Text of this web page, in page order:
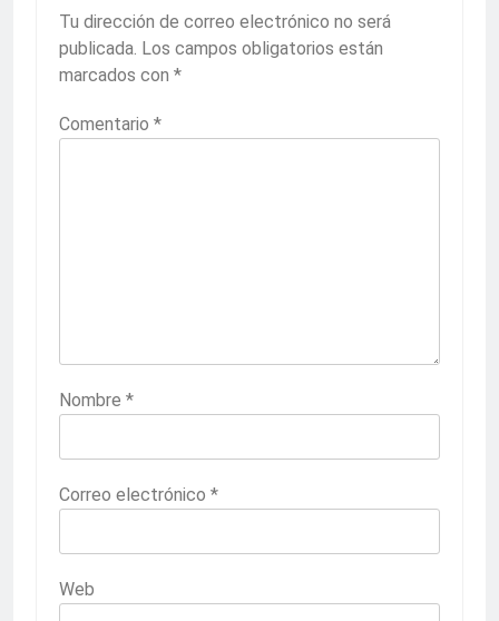
Tu dirección de correo electrónico no será
publicada. Los campos obligatorios están
marcados con *
Comentario *
Nombre *
Correo electrónico *
Web